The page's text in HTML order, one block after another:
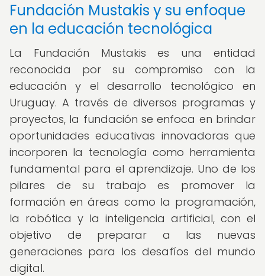
Fundación Mustakis y su enfoque
en la educación tecnológica
La Fundación Mustakis es una entidad
reconocida por su compromiso con la
educación y el desarrollo tecnológico en
Uruguay. A través de diversos programas y
proyectos, la fundación se enfoca en brindar
oportunidades educativas innovadoras que
incorporen la tecnología como herramienta
fundamental para el aprendizaje. Uno de los
pilares de su trabajo es promover la
formación en áreas como la programación,
la robótica y la inteligencia artificial, con el
objetivo de preparar a las nuevas
generaciones para los desafíos del mundo
digital.